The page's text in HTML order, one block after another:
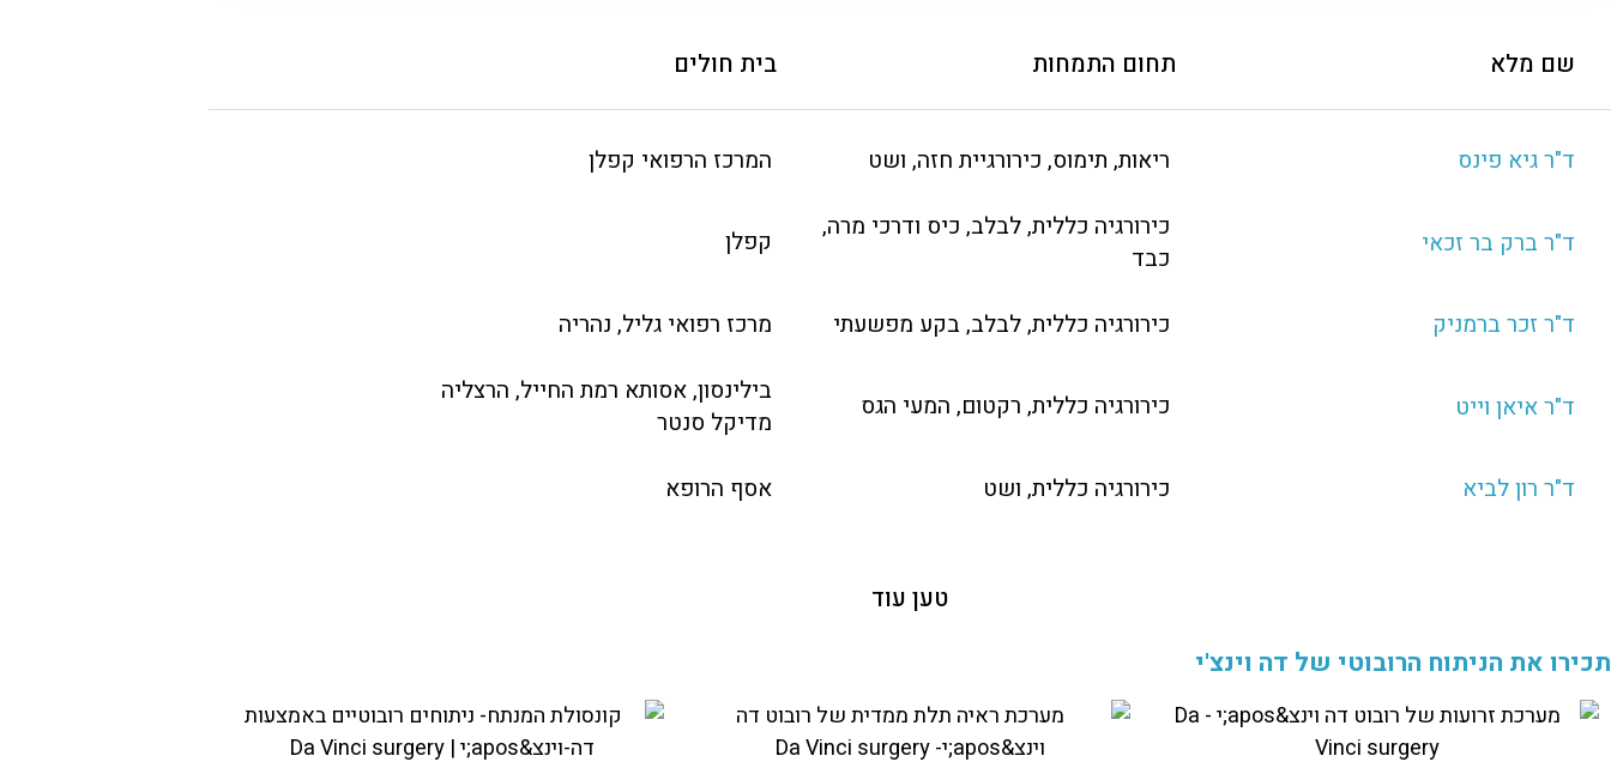
שם מלא תחום התמחות בית חולים
ד"ר גיא פינס ריאות, תימוס, כירורגיית חזה, ושט המרכז הרפואי קפלן
ד"ר ברק בר זכאי
כירורגיה כללית, לבלב, כיס ודרכי מרה,
כבד
קפלן
ד"ר זכר ברמניק כירורגיה כללית, לבלב, בקע מפשעתי מרכז רפואי גליל, נהריה
ד"ר איאן וייט כירורגיה כללית, רקטום, המעי הגס
בילינסון, אסותא רמת החייל, הרצליה
מדיקל סנטר
ד"ר רון לביא
כירורגיה כללית, ושט אסף הרופא
טען עוד
תכירו את הניתוח הרובוטי של דה וינצ'י